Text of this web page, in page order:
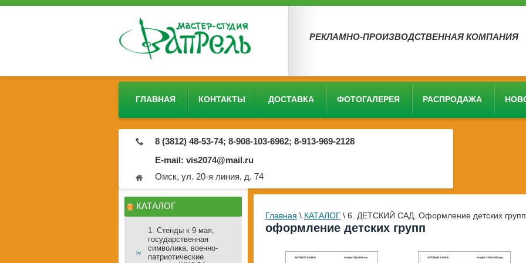
РЕКЛАМНО-ПРОИЗВОДСТВЕННАЯ КОМПАНИЯ
ГЛАВНАЯ КОНТАКТЫ ДОСТАВКА ФОТОГАЛЕРЕЯ РАСПРОДАЖА
8 (3812) 48-53-74; 8-908-103-6962; 8-913-969-2128
E-mail: vis2074@mail.ru
Омск, ул. 20-я линия, д. 74
Главная \ КАТАЛОГ \ 6. ДЕТСКИЙ САД. Оформление детских групп
оформление детских групп
КАТАЛОГ
1. Стенды к 9 мая,
государственная
символика, военно-
патриотические